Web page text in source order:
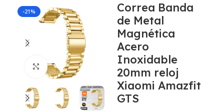
-21%
Click to enlarge
Correa Banda
de Metal
Magnética
Acero
Inoxidable
20mm reloj
Xiaomi Amazfit
GTS